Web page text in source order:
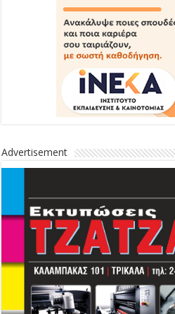
Advertisement